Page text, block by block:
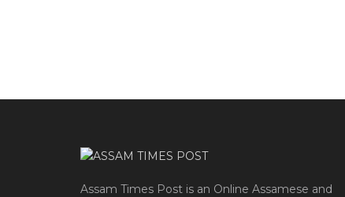
Assam Times Post is an Online Assamese and